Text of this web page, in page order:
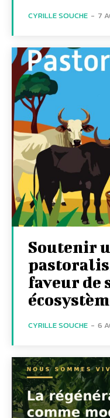
CYRILLE SOUCHE - 7
Soutenir
faveur de
CYRILLE SOUCHE - 6